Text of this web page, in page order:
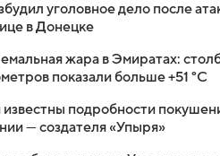
уголовное дело после
в Донецке
жара в Эмиратах:
показали больше +51 °C
подробности
— создателя «Упыря»